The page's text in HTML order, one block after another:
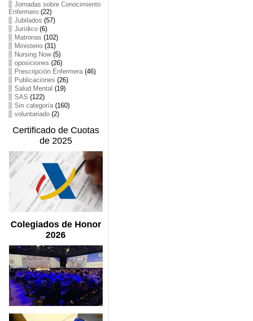
Jornadas sobre Conocimiento
Enfermero(22)
Jubilados (57)
Jurídico(6)
Matronas (102)
Ministerio(31)
Nursing Now(5)
oposiciones (26)
Prescripción Enfermera(46)
Publicaciones (26)
Salud Mental (19)
SAS (122)
Sin categoría(160)
voluntariado(2)
Certificado de Cuotas
de 2025
Colegiados de Honor
2026